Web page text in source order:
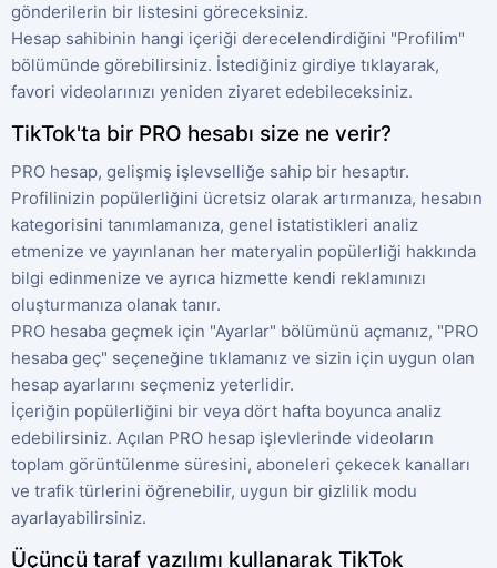
gönderilerin bir listesini göreceksiniz.
Hesap sahibinin hangi içeriği derecelendirdiğini "Profilim"
bölümünde görebilirsiniz. İstediğiniz girdiye tıklayarak,
favori videolarınızı yeniden ziyaret edebileceksiniz.
TikTok'ta bir PRO hesabı size ne verir?
PRO hesap, gelişmiş işlevselliğe sahip bir hesaptır.
Profilinizin popülerliğini ücretsiz olarak artırmanıza, hesabın
kategorisini tanımlamanıza, genel istatistikleri analiz
etmenize ve yayınlanan her materyalin popülerliği hakkında
bilgi edinmenize ve ayrıca hizmette kendi reklamınızı
oluşturmanıza olanak tanır.
PRO hesaba geçmek için "Ayarlar" bölümünü açmanız, "PRO
hesaba geç" seçeneğine tıklamanız ve sizin için uygun olan
hesap ayarlarını seçmeniz yeterlidir.
İçeriğin popülerliğini bir veya dört hafta boyunca analiz
edebilirsiniz. Açılan PRO hesap işlevlerinde videoların
toplam görüntülenme süresini, aboneleri çekecek kanalları
ve trafik türlerini öğrenebilir, uygun bir gizlilik modu
ayarlayabilirsiniz.
Üçüncü taraf yazılımı kullanarak TikTok